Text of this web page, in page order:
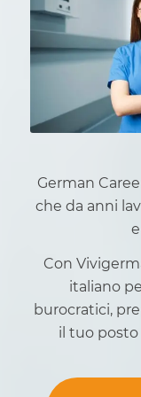
German
che da anni
Con
italiano
burocratici,
il tuo posto